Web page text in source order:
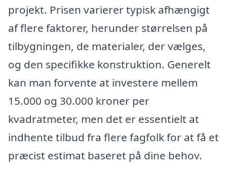
projekt. Prisen varierer typisk afhængigt
af flere faktorer, herunder størrelsen på
tilbygningen, de materialer, der vælges,
og den specifikke konstruktion. Generelt
kan man forvente at investere mellem
15.000 og 30.000 kroner per
kvadratmeter, men det er essentielt at
indhente tilbud fra flere fagfolk for at få et
præcist estimat baseret på dine behov.